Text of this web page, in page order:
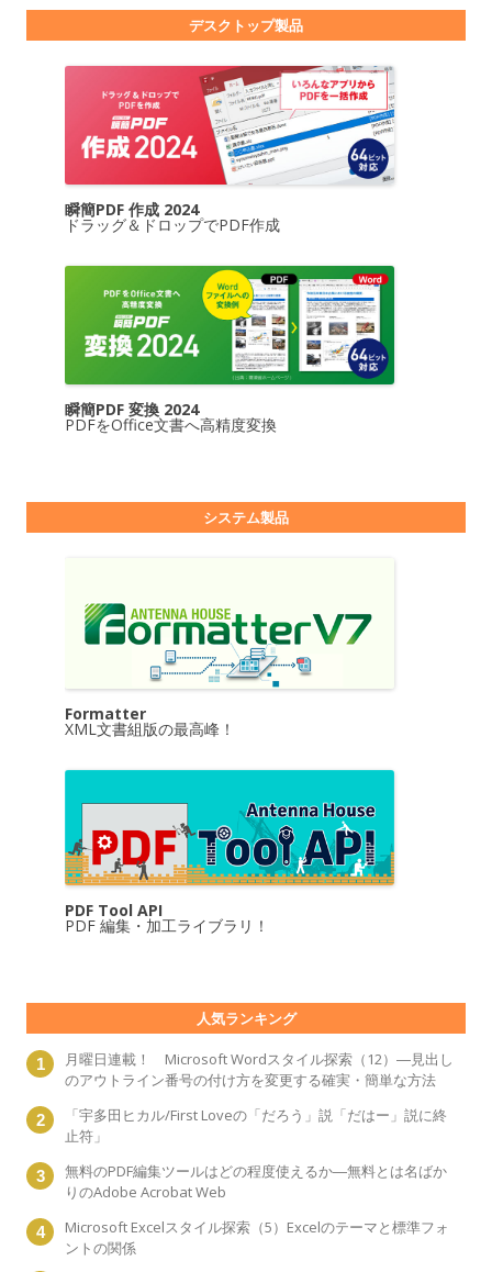
デスクトップ製品
瞬簡PDF 作成 2024
ドラッグ＆ドロップでPDF作成
瞬簡PDF 変換 2024
PDFをOffice文書へ高精度変換
システム製品
Formatter
XML文書組版の最高峰！
PDF Tool API
PDF 編集・加工ライブラリ！
人気ランキング
月曜日連載！ Microsoft Wordスタイル探索（12）―見出し
のアウトライン番号の付け方を変更する確実・簡単な方法
「宇多田ヒカル/First Loveの「だろう」説「だはー」説に終
止符」
無料のPDF編集ツールはどの程度使えるか―無料とは名ばか
りのAdobe Acrobat Web
Microsoft Excelスタイル探索（5）Excelのテーマと標準フォ
ントの関係